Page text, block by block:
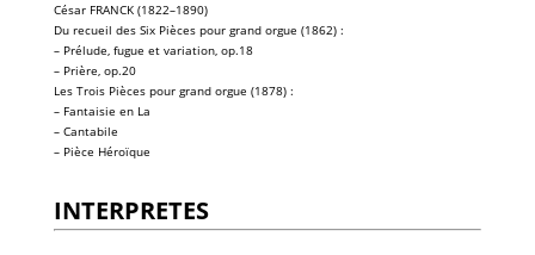
César FRANCK (1822–1890)
Du recueil des Six Pièces pour grand orgue (1862) :
– Prélude, fugue et variation, op.18
– Prière, op.20
Les Trois Pièces pour grand orgue (1878) :
– Fantaisie en La
– Cantabile
– Pièce Héroïque
INTERPRETES